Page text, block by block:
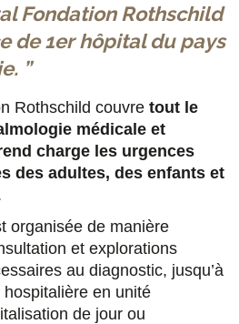
a
r
m
a
i
Fondation Rothschild
de 1er hôpital du pays
”
Rothschild couvre tout le
médicale et
charge les urgences
des adultes, des enfants et
organisée de manière
et explorations
au diagnostic, jusqu’à
en unité
de jour ou